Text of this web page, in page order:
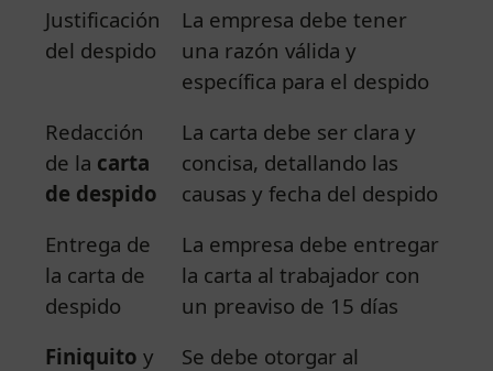
Justificación
del despido
La empresa debe tener
una razón válida y
específica para el despido
Redacción
de la carta
de despido
La carta debe ser clara y
concisa, detallando las
causas y fecha del despido
Entrega de
la carta de
despido
La empresa debe entregar
la carta al trabajador con
un preaviso de 15 días
Finiquito y
Se debe otorgar al